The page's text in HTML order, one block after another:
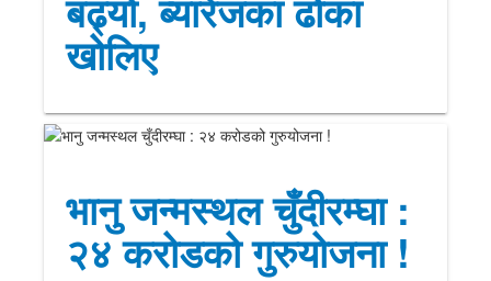
खोलिए
भानु जन्मस्थल चुँदीरम्घा :
२४ करोडको गुरुयोजना !